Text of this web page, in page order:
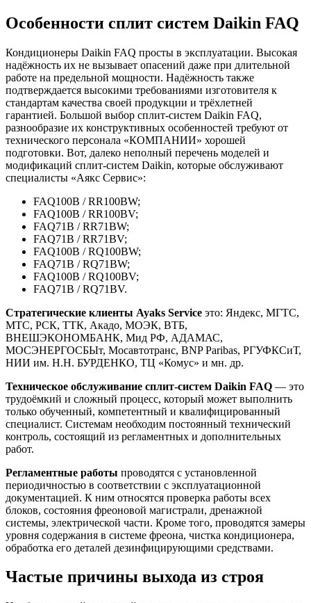
Особенности сплит систем Daikin FAQ
Кондиционеры Daikin FAQ просты в эксплуатации. Высокая
надёжность их не вызывает опасений даже при длительной
работе на предельной мощности. Надёжность также
подтверждается высокими требованиями изготовителя к
стандартам качества своей продукции и трёхлетней
гарантией. Большой выбор сплит-систем Daikin FAQ,
разнообразие их конструктивных особенностей требуют от
технического персонала «КОМПАНИИ» хорошей
подготовки. Вот, далеко неполный перечень моделей и
модификаций сплит-систем Daikin, которые обслуживают
специалисты «Аякс Сервис»:
FAQ100B / RR100BW;
FAQ100B / RR100BV;
FAQ71B / RR71BW;
FAQ71B / RR71BV;
FAQ100B / RQ100BW;
FAQ71B / RQ71BW;
FAQ100B / RQ100BV;
FAQ71B / RQ71BV.
Стратегические клиенты Ayaks Service это: Яндекс, МГТС,
МТС, РСК, ТТК, Акадо, МОЭК, ВТБ,
ВНЕШЭКОНОМБАНК, Мид РФ, АДАМАС,
МОСЭНЕРГОСБЫт, Мосавтотранс, BNP Paribas, РГУФКСиТ,
НИИ им. Н.Н. БУРДЕНКО, ТЦ «Комус» и мн. др.
Техническое обслуживание сплит-систем Daikin FAQ — это
трудоёмкий и сложный процесс, который может выполнить
только обученный, компетентный и квалифицированный
специалист. Системам необходим постоянный технический
контроль, состоящий из регламентных и дополнительных
работ.
Регламентные работы проводятся с установленной
периодичностью в соответствии с эксплуатационной
документацией. К ним относятся проверка работы всех
блоков, состояния фреоновой магистрали, дренажной
системы, электрической части. Кроме того, проводятся замеры
уровня содержания в системе фреона, чистка кондиционера,
обработка его деталей дезинфицирующими средствами.
Частые причины выхода из строя